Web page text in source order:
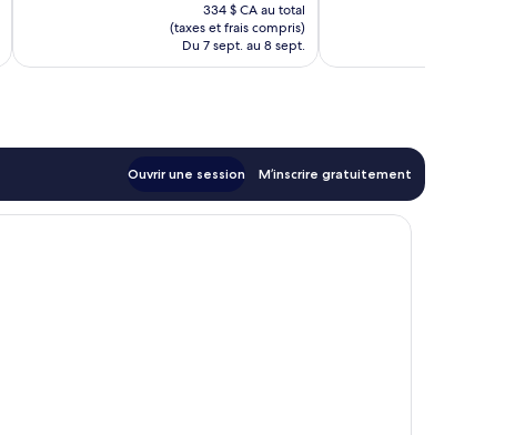
est
de
320 $ CA
334 $ CA au total
(taxes et frais compris)
Du 7 sept. au 8 sept.
Ouvrir une session M’inscrire gratuitement